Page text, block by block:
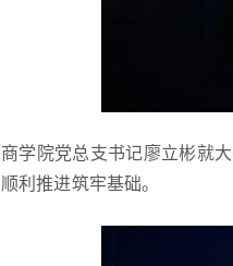
商学院党总支书记廖立彬就
顺利推进筑牢基础。